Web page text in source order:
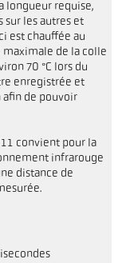
longueur requise,
sur les autres et
est chauffée au
de la colle
70 °C lors du
enregistrée et
de pouvoir
convient pour la
infrarouge
distance de